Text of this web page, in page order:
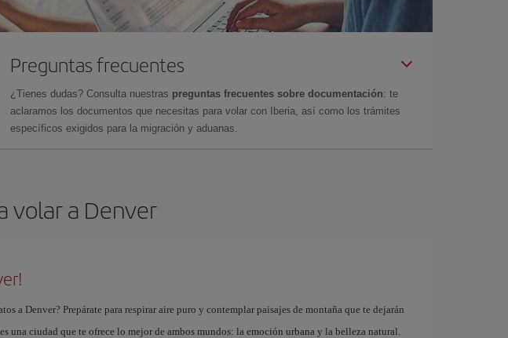
Preguntas frecuentes
¿Tienes dudas? Consulta nuestras preguntas frecuentes sobre documentación: te
aclaramos los documentos que necesitas para volar con Iberia, así como los trámites
específicos exigidos para la migración y aduanas.
volar a Denver
a Denver? Prepárate para respirar aire puro y contemplar paisajes de montaña que te dejarán
una ciudad que te ofrece lo mejor de ambos mundos: la emoción urbana y la belleza natural.